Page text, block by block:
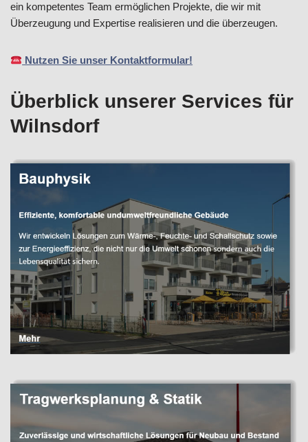
ein kompetentes Team ermöglichen Projekte, die wir mit
Überzeugung und Expertise realisieren und die überzeugen.
Nutzen Sie unser Kontaktformular!
Überblick unserer Services für
Wilnsdorf